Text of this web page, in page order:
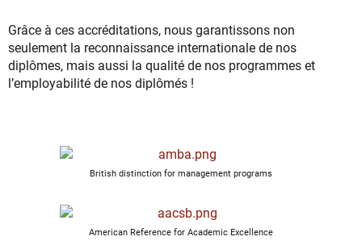
Grâce à ces accréditations, nous garantissons non
seulement la reconnaissance internationale de nos
diplômes, mais aussi la qualité de nos programmes et
l’employabilité de nos diplômés !
British distinction for management programs
American Reference for Academic Excellence